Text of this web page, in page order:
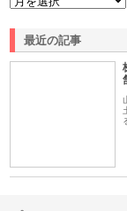
最近の記事